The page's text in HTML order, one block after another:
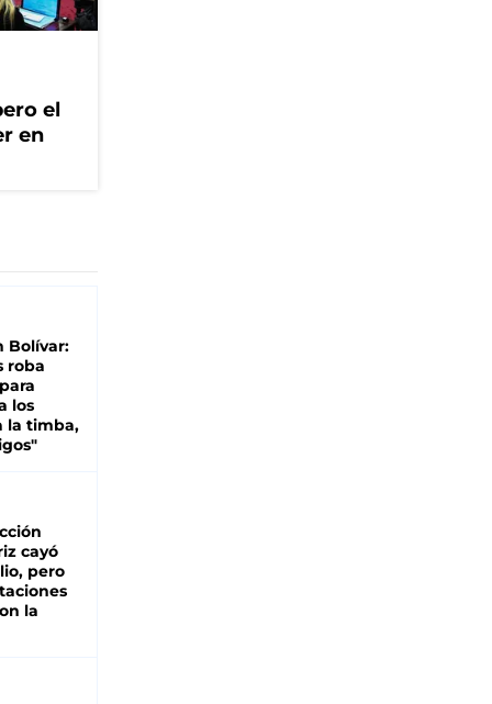
el
en
Bolívar:
roba
los
la timba,
cayó
pero
la